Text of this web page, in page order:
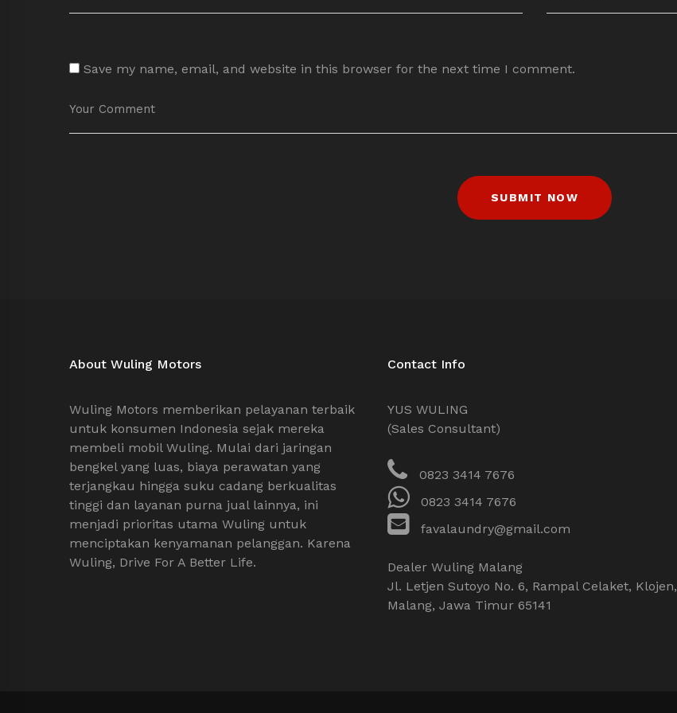
Save my name, email, and website in this browser for the next time I comment.
About Wuling Motors
Wuling Motors memberikan pelayanan terbaik
untuk konsumen Indonesia sejak mereka
membeli mobil Wuling. Mulai dari jaringan
bengkel yang luas, biaya perawatan yang
terjangkau hingga suku cadang berkualitas
tinggi dan layanan purna jual lainnya, ini
menjadi prioritas utama Wuling untuk
menciptakan kenyamanan pelanggan. Karena
Wuling, Drive For A Better Life.
Contact Info
YUS WULING
(Sales Consultant)
0823 3414 7676
0823 3414 7676
favalaundry@gmail.com
Dealer Wuling Malang
Jl. Letjen Sutoyo No. 6, Rampal Celaket, Klojen,
Malang, Jawa Timur 65141